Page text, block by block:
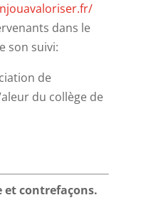
dans le
son suivi:
de
du collège de
et contrefaçons.